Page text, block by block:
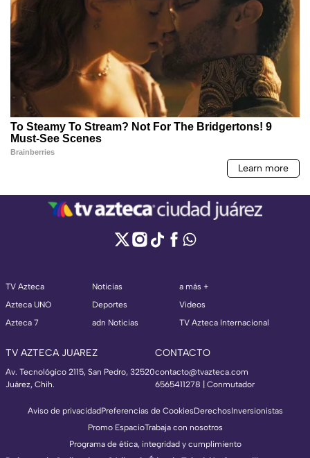
TV Azteca
Azteca UNO
Azteca 7
Noticias
Deportes
adn Noticias
a más +
Videos
TV Azteca Internacional
TV AZTECA JUAREZ
Av. Tecnológico 2115, San Pedro, 32520
Juárez, Chih.
CONTACTO
contacto@tvazteca.com
6565411278 | Conmutador
Aviso de privacidadPreferencias de CookiesDerechosInversionistas
Promo EspacioTrabaja con nosotros
Programa de ética, integridad y cumplimiento